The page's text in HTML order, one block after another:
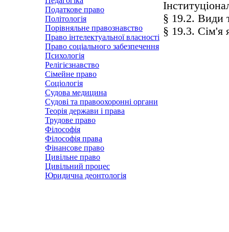
Податкове право
Політологія
Порівняльне правознавство
Право інтелектуальної власності
Право соціального забезпечення
Психологія
Релігієзнавство
Сімейне право
Соціологія
Судова медицина
Судові та правоохоронні органи
Теорія держави і права
Трудове право
Філософія
Філософія права
Фінансове право
Цивільне право
Цивільний процес
Юридична деонтологія
§ 19.2. Види
§ 19.3. Сім'я